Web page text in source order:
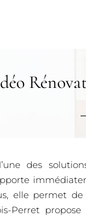
des
elle permet
Perret